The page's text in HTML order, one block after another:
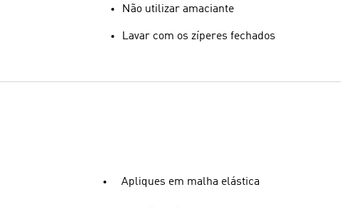
Não utilizar amaciante
Lavar com os zíperes fechados
Apliques em malha elástica